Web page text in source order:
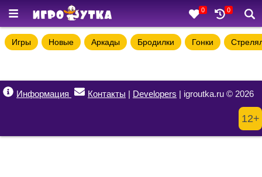
0 0
Игры Новые Аркады Бродилки Гонки
Информация Контакты | Developers | igroutka.ru © 2026
12+